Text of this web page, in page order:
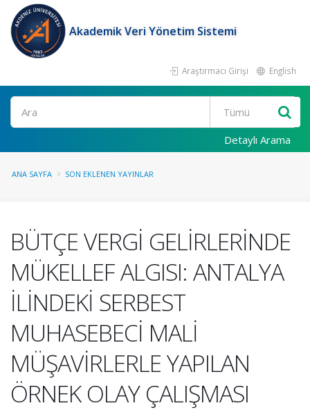
Akademik Veri Yönetim Sistemi
Araştırmacı Girişi English
Ara
Detaylı Arama
ANA SAYFA SON EKLENEN YAYINLAR
BÜTÇE VERGİ GELİRLERİNDE
MÜKELLEF ALGISI: ANTALYA
İLİNDEKİ SERBEST
MUHASEBECİ MALİ
MÜŞAVİRLERLE YAPILAN
ÖRNEK OLAY ÇALIŞMASI